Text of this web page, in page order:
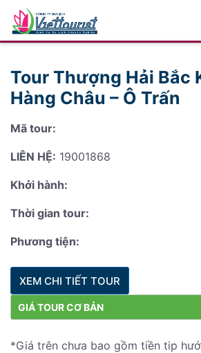
Tour Thượng Hải Bắc
Hàng Châu – Ô Trấn
Mã tour:
LIÊN HỆ: 19001868
Khởi hành:
Thời gian tour:
Phương tiện:
XEM CHI TIẾT TOUR
GIÁ TOUR CƠ BẢN
*Giá trên chưa bao gồm tiền tip